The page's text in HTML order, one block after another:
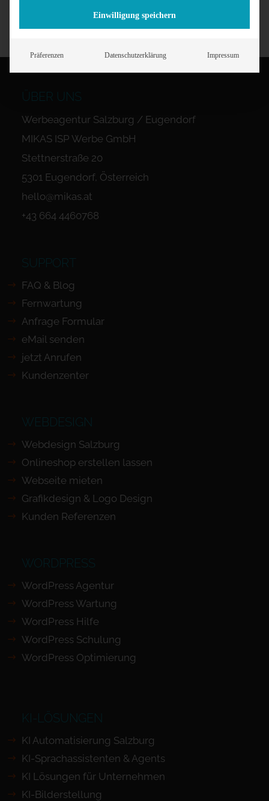
ÜBER UNS
Werbeagentur Salzburg / Eugendorf
MIKAS ISP Werbe GmbH
Stettnerstraße 20
5301 Eugendorf, Österreich
hello@mikas.at
+43 664 4460768
SUPPORT
FAQ & Blog
Fernwartung
Anfrage Formular
eMail senden
jetzt Anrufen
Kundenzenter
WEBDESIGN
Webdesign Salzburg
Onlineshop erstellen lassen
Webseite mieten
Grafikdesign & Logo Design
Kunden Referenzen
WORDPRESS
WordPress Agentur
WordPress Wartung
WordPress Hilfe
WordPress Schulung
WordPress Optimierung
KI-LÖSUNGEN
KI Automatisierung Salzburg
KI-Sprachassistenten & Agents
KI Lösungen für Unternehmen
KI-Bilderstellung
Einwilligung speichern
Präferenzen Datenschutzerklärung Impressum